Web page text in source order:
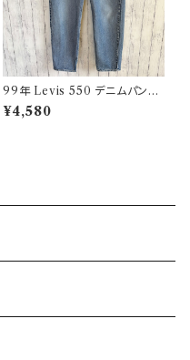
99年 Levis 550 デニムパンツ
ワイドデニム リーバイス ヴィン
テージ 21
¥4,580